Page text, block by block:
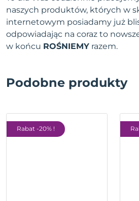
naszych produktów, których w
internetowym posiadamy już
odpowiadając na coraz to
w końcu ROŚNIEMY razem.
Podobne produkty
Rabat -20% !